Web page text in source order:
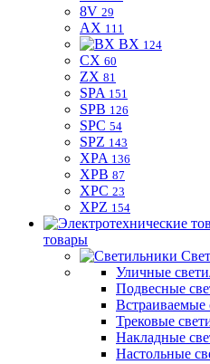
8V 29
AX 111
BX 124
CX 60
ZX 81
SPA 151
SPB 126
SPC 54
SPZ 143
XPA 136
XPB 87
XPC 23
XPZ 154
товары
Уличные
Подвесные
Встраиваемые
Трековые
Накладные
Настольные